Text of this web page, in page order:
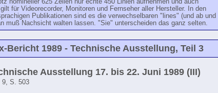
nomineller 625 Zeilen nur echte 450 Linien aufnehmen und auch
für Videorecorder, Monitoren und Fernseher aller Hersteller. In den
Publikationen sind es die verwechselbaren "lines" (und ab und
muß Nachsicht walten lassen. "Sie" unterscheiden das ganz selten.
Bericht 1989 - Technische Ausstellung, Teil 3
Ausstellung 17. bis 22. Juni 1989 (III)
9, S. 503